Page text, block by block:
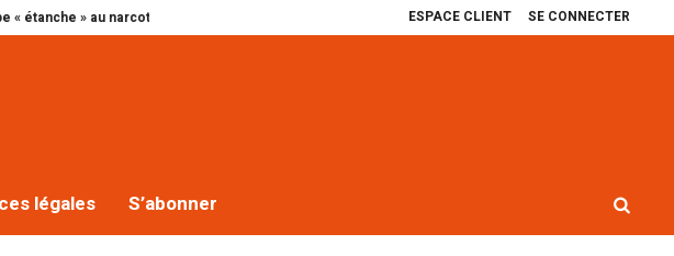
ESPACE CLIENT SE CONNECTER
» au narcotrafic ? Cap excellence et le Smgeag se rapprochent Récit de quatre ans de blocages
légales S’abonner